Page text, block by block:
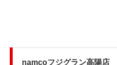
namcoフジグラン高陽店